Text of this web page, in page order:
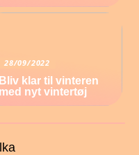
28/09/2022
Bliv klar til vinteren
med nyt vintertøj